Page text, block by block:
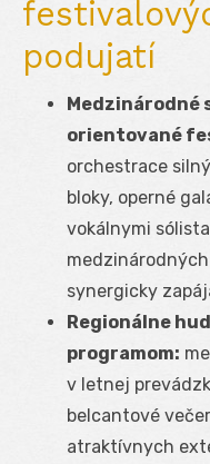
podujatí
Medzinárodné
orientované
orchestrace
bloky, operné
vokálnymi
synergicky
Regionálne
programom:
v letnej
belcantové
atraktívnych